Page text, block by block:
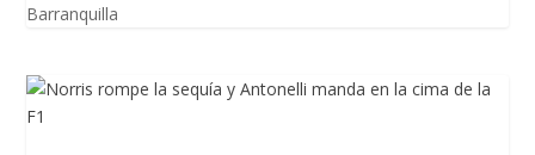
Barranquilla